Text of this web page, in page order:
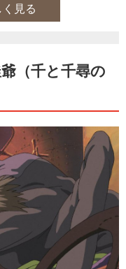
見る
（千と千尋の